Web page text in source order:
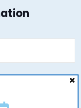
informations saisies